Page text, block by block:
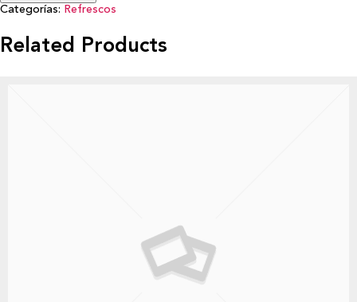
Categorías: Refrescos
Related Products